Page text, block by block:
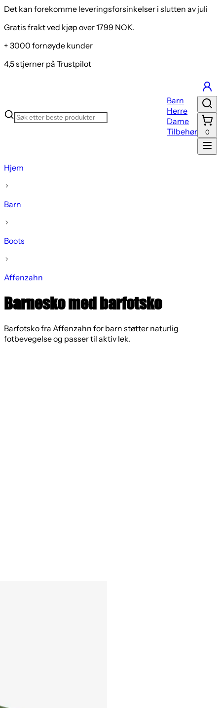
Det kan forekomme leveringsforsinkelser i slutten av juli
Gratis frakt ved kjøp over 1799 NOK.
+ 3000 fornøyde kunder
4,5 stjerner på Trustpilot
Barn
Herre
Dame
Tilbehør
0
Hjem
Barn
Boots
Affenzahn
Barnesko med barfotsko
Barfotsko fra Affenzahn for barn støtter naturlig
fotbevegelse og passer til aktiv lek.